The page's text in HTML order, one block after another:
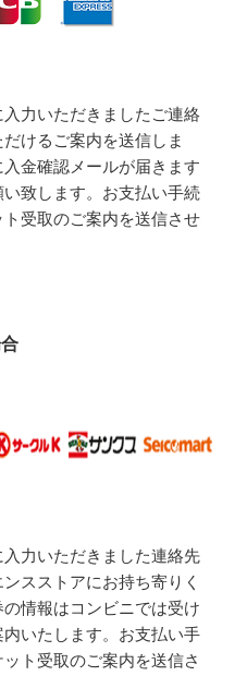
力いただきましたご連絡
けるご案内を送信しま
金確認メールが届きます
致します。お支払い手続
受取のご案内を送信させ
力いただきました連絡先
スストアにお持ち寄りく
情報はコンビニでは受け
いたします。お支払い手
ト受取のご案内を送信さ